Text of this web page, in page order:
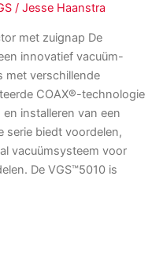
/Jesse Haanstra
met zuignap De
innovatief vacuüm-
met verschillende
COAX®-technologie
installeren van een
serie biedt voordelen,
vacuümsysteem voor
De VGS™5010 is